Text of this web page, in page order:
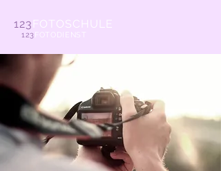
123 FOTOSCHULE
123FOTODIENST